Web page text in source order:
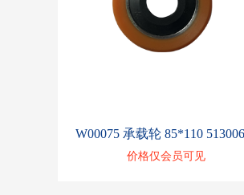
W00075 承载轮 85*110
价格仅会员可见